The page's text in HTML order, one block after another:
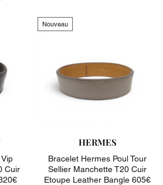
Cuir
Nouveau
HERMES
Bracelet Hermes Poul Tour
Sellier Manchette T20 Cuir
Etoupe Leather Bangle 605€